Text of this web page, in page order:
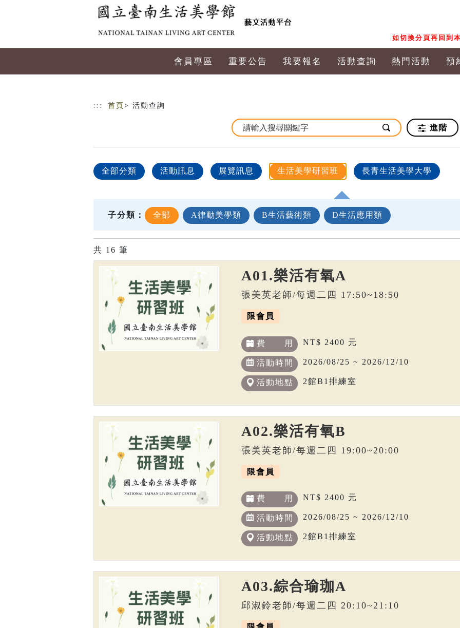
如切換分頁再回到
會員專區 重要公告 我要報名 活動查詢 熱門活動 預
::: 首頁 > 活動查詢
進階
全部分類 活動訊息 展覽訊息 生活美學研習班 長青生活美學大學
子分類： 全部 A律動美學類 B生活藝術類 D生活應用類
共 16 筆
A01.樂活有氧A
張美英老師/每週二四 17:50~18:50
限會員
費 用 NT$ 2400 元
活動時間 2026/08/25 ~ 2026/12/10
活動地點 2館B1排練室
A02.樂活有氧B
張美英老師/每週二四 19:00~20:00
限會員
費 用 NT$ 2400 元
活動時間 2026/08/25 ~ 2026/12/10
活動地點 2館B1排練室
A03.綜合瑜珈A
邱淑鈴老師/每週二四 20:10~21:10